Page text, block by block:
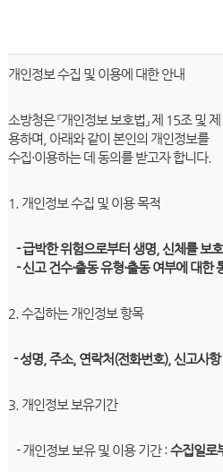
개인정보 수집 및 이용에 대한 안내
소방청은 『개인정보 보호법』 제 15조 및
용하며, 아래와 같이 본인의 개인정보를
수집·이용하는 데 동의를 받고자 합니다.
1. 개인정보 수집 및 이용 목적
- 급박한 위험으로부터 생명, 신체를 보호
- 신고 건수·출동 유형·출동 여부에 대한
2. 수집하는 개인정보 항목
- 성명, 주소, 연락처(전화번호), 신고사항
3. 개인정보 보유기간
- 개인정보 보유 및 이용 기간 : 수집일로